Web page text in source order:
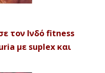
τον Ινδό fitness
με suplex και